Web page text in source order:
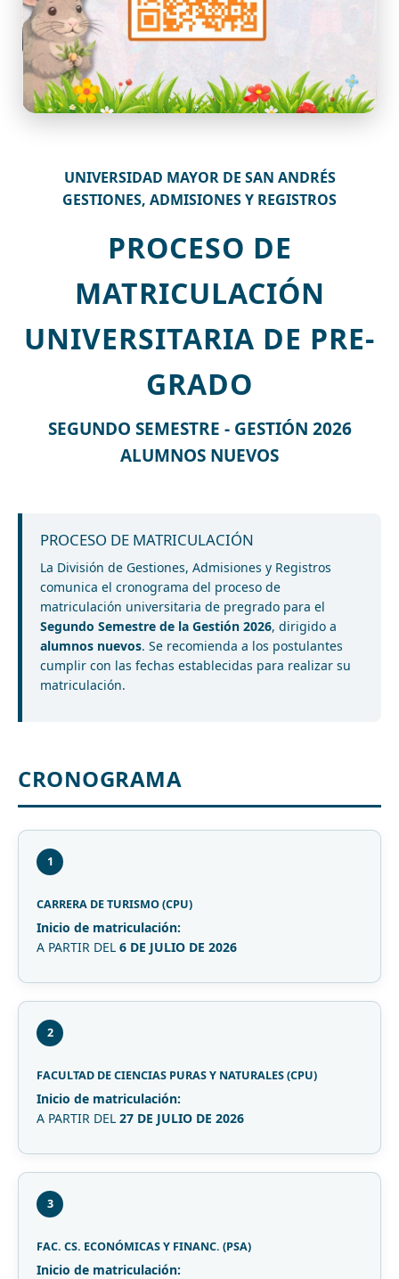
UNIVERSIDAD MAYOR DE SAN ANDRÉS
GESTIONES, ADMISIONES Y REGISTROS
PROCESO DE
MATRICULACIÓN
UNIVERSITARIA DE PRE-
GRADO
SEGUNDO SEMESTRE - GESTIÓN 2026
ALUMNOS NUEVOS
PROCESO DE MATRICULACIÓN
La División de Gestiones, Admisiones y Registros
comunica el cronograma del proceso de
matriculación universitaria de pregrado para el
Segundo Semestre de la Gestión 2026, dirigido a
alumnos nuevos. Se recomienda a los postulantes
cumplir con las fechas establecidas para realizar su
matriculación.
CRONOGRAMA
1
CARRERA DE TURISMO (CPU)
Inicio de matriculación:
A PARTIR DEL 6 DE JULIO DE 2026
2
FACULTAD DE CIENCIAS PURAS Y NATURALES (CPU)
Inicio de matriculación:
A PARTIR DEL 27 DE JULIO DE 2026
3
FAC. CS. ECONÓMICAS Y FINANC. (PSA)
Inicio de matriculación: